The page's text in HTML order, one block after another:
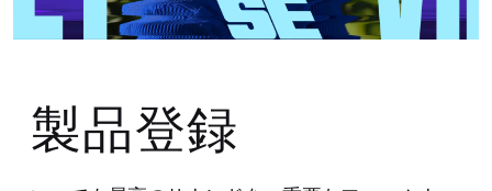
製品登録